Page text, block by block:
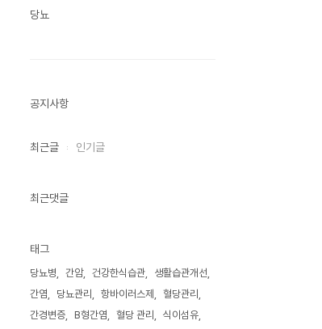
당뇨
공지사항
최근글 인기글
최근댓글
태그
당뇨병 간암 건강한식습관
생활습관개선
간염
당뇨관리 항바이러스제
혈당관리
간경변증
B형간염 혈당 관리
식이섬유